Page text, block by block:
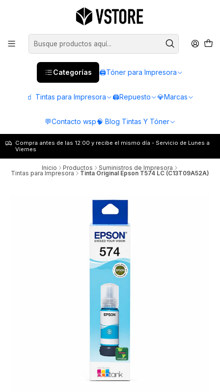
Categorías 🖨️Tóner para Impresora
🧃 Tintas para Impresora 🖨️Repuesto 💎Marcas
💬Contacto wsp🧠 Blog Tintas Y Tóner
Compra antes de las 12:00 y recibe el mismo día - Servicio de Lunes a
Viernes
Inicio Productos Suministros de Impresora
Tintas para Impresora Tinta Original Epson T574 LC (C13T09A52A)